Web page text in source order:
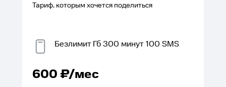
Тариф, которым хочется поделиться
БезлимитГб300 минут100 SMS
600₽/мес